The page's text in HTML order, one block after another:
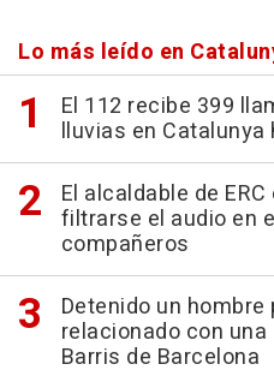
Lo más leído en
El 112 recibe 399
lluvias en
El alcaldable de
filtrarse el audio en
compañeros
Detenido un
relacionado con
Barris de Barcelona